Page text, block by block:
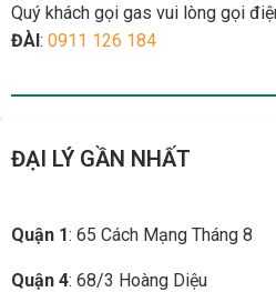
Quý khách gọi gas vui lòng gọi
ĐÀI: 0911 126 184
ĐẠI LÝ GẦN NHẤT
Quận 1: 65 Cách Mạng Tháng 8
Quận 4: 68/3 Hoàng Diệu